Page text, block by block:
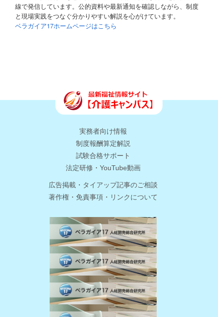
線で発信しています。公的資料や最新通知を確認しながら、制度
と現場実践をつなぐ分かりやすい解説を心がけています。
ベラガイア17ホームページはこちら
実務者向け情報
制度報酬算定解説
試験合格サポート
法定研修・YouTube動画
広告掲載・タイアップ記事のご相談
著作権・免責事項・リンクについて